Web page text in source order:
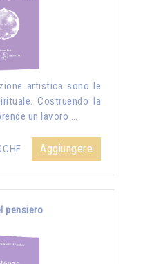
artistica sono le
Costruendo la
un lavoro …
Aggiungere
pensiero